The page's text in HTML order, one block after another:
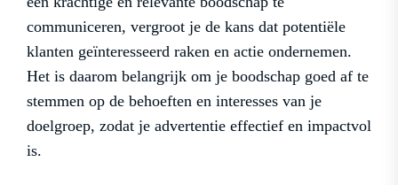
communiceren, vergroot je de kans dat potentiële
klanten geïnteresseerd raken en actie ondernemen.
Het is daarom belangrijk om je boodschap goed af te
stemmen op de behoeften en interesses van je
doelgroep, zodat je advertentie effectief en impactvol
is.